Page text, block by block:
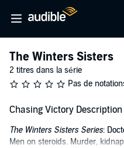
The Winters Sisters
2 titres dans la série
Pas de
Chasing Victory Description
The Winters Sisters Series:
Men on steroids. Murder,